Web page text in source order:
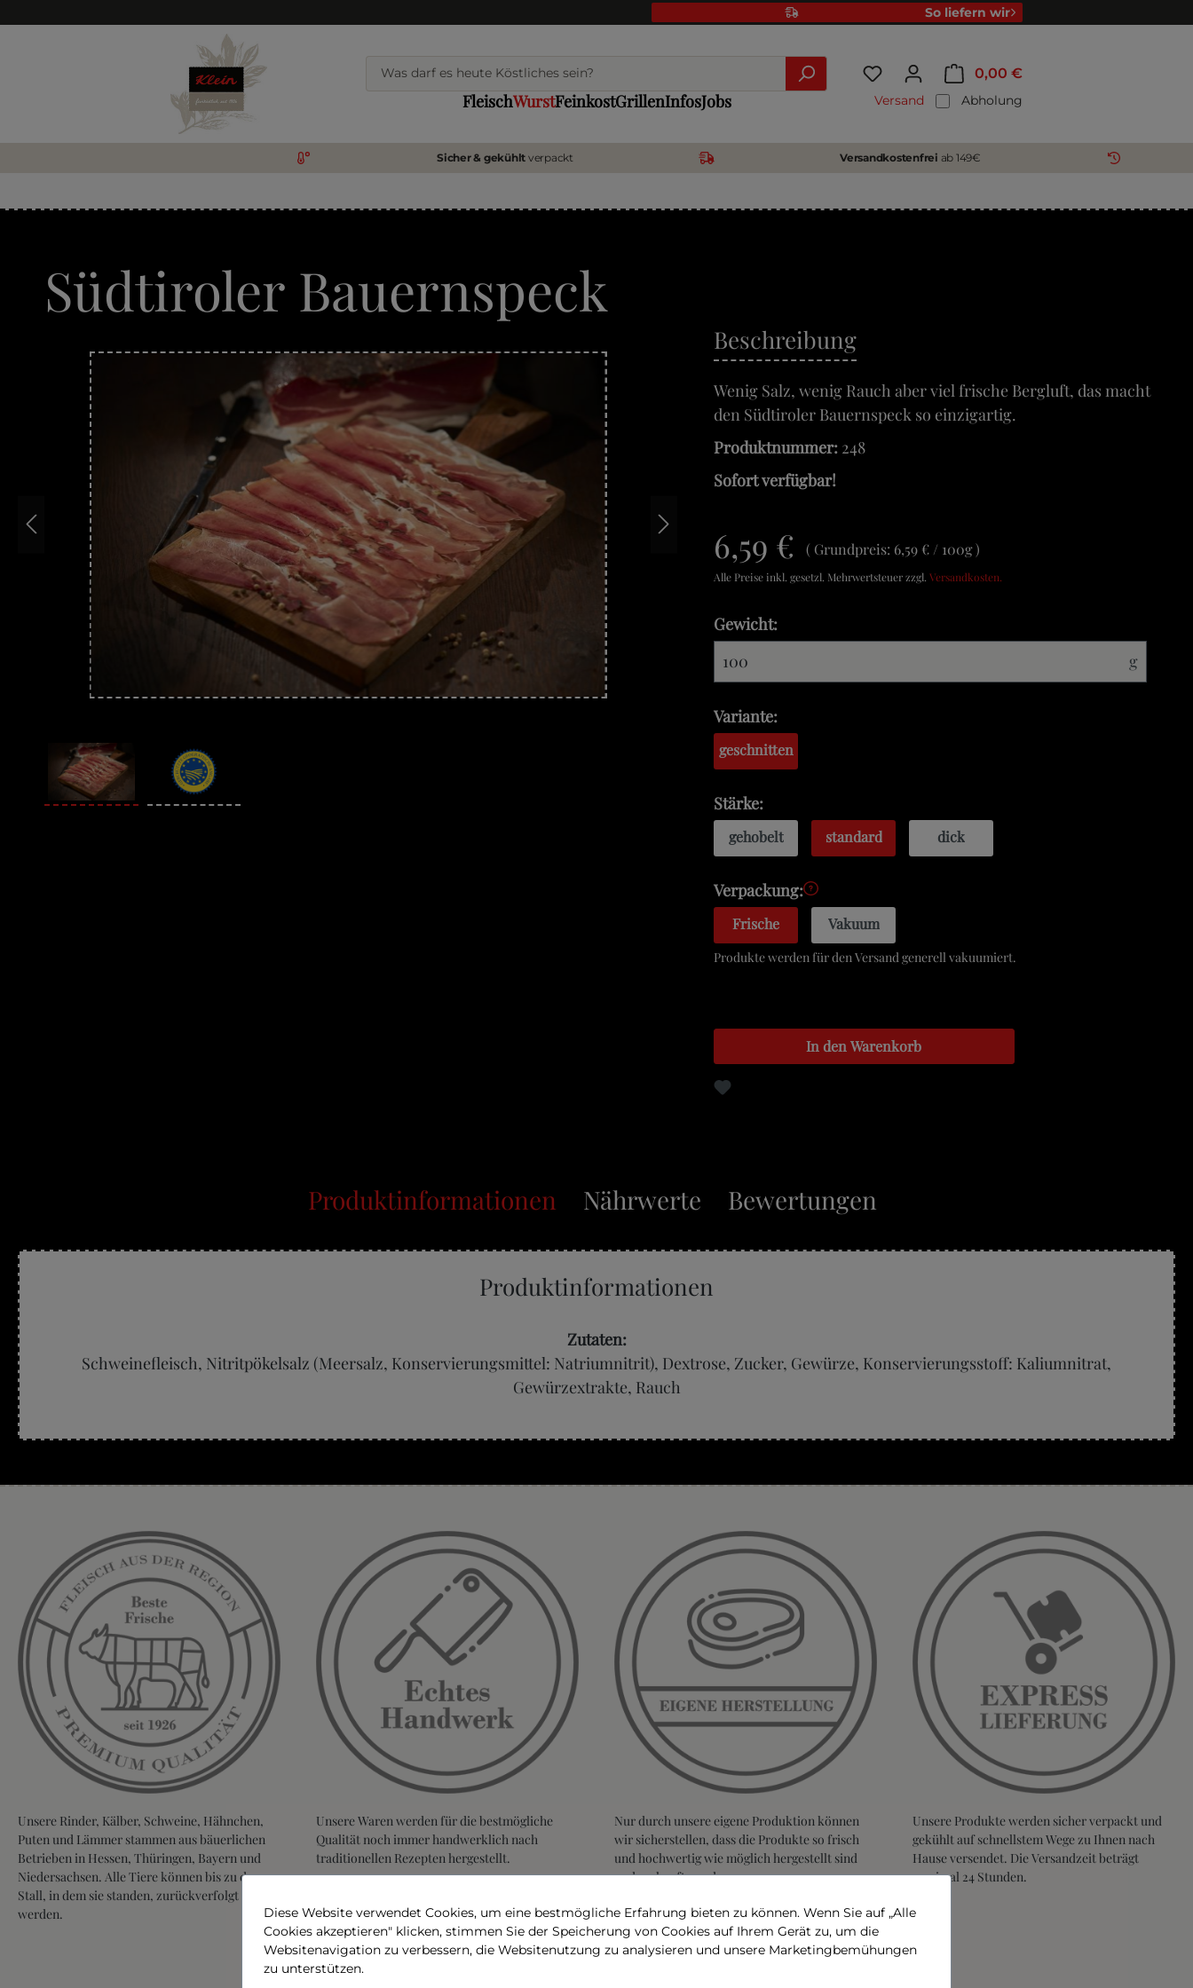
So liefern wir
0,00 €
FleischWurstFeinkostGrillenInfosJobs Versand Abholung
Sicher & gekühlt verpackt Versandkostenfrei ab 149€
Südtiroler Bauernspeck
Beschreibung
Wenig Salz, wenig Rauch aber viel frische Bergluft, das macht
den Südtiroler Bauernspeck so einzigartig.
Produktnummer: 248
Sofort verfügbar!
6,59 € Grundpreis: 6,59 € / 100g
Alle Preise inkl. gesetzl. Mehrwertsteuer zzgl. Versandkosten.
Gewicht:
g
Variante:
geschnitten
Stärke:
gehobelt standard dick
Verpackung:
Frische Vakuum
Produkte werden für den Versand generell vakuumiert.
In den Warenkorb
Produktinformationen Nährwerte Bewertungen
Produktinformationen
Zutaten:
Schweinefleisch, Nitritpökelsalz (Meersalz, Konservierungsmittel: Natriumnitrit), Dextrose, Zucker, Gewürze, Konservierungsstoff: Kaliumnitrat,
Gewürzextrakte, Rauch
Unsere Rinder, Kälber, Schweine, Hähnchen,
Puten und Lämmer stammen aus bäuerlichen
Betrieben in Hessen, Thüringen, Bayern und
Niedersachsen. Alle Tiere können bis zu dem
Stall, in dem sie standen, zurückverfolgt
werden.
Unsere Waren werden für die bestmögliche
Qualität noch immer handwerklich nach
traditionellen Rezepten hergestellt.
Nur durch unsere eigene Produktion können
wir sicherstellen, dass die Produkte so frisch
und hochwertig wie möglich hergestellt sind
und verkauft werden.
Unsere Produkte werden sicher verpackt und
gekühlt auf schnellstem Wege zu Ihnen nach
Hause versendet. Die Versandzeit beträgt
maximal 24 Stunden.
Diese Website verwendet Cookies, um eine bestmögliche Erfahrung bieten zu können. Wenn Sie auf „Alle
Cookies akzeptieren" klicken, stimmen Sie der Speicherung von Cookies auf Ihrem Gerät zu, um die
Websitenavigation zu verbessern, die Websitenutzung zu analysieren und unsere Marketingbemühungen
zu unterstützen.